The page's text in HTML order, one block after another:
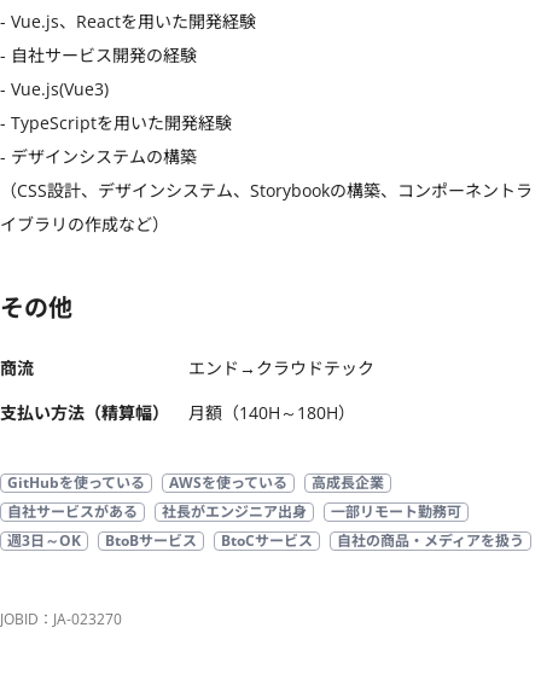
- Vue.js、Reactを用いた開発経験
- 自社サービス開発の経験
- Vue.js(Vue3)
- TypeScriptを用いた開発経験
- デザインシステムの構築
（CSS設計、デザインシステム、Storybookの構築、コンポーネントラ
イブラリの作成など）
その他
商流
エンド→クラウドテック
支払い方法（精算幅）
月額（140H～180H）
GitHubを使っている AWSを使っている
高成長企業
自社サービスがある
社長がエンジニア出身
一部リモート勤務可
週3日～OK
BtoBサービス BtoCサービス 自社の商品・メディアを扱う
JOBID：JA-023270